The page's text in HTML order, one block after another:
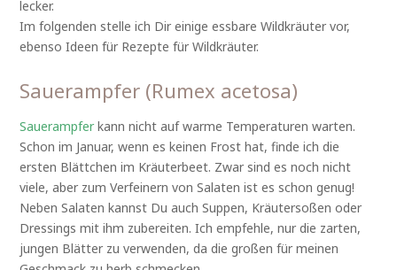
lecker.
Im folgenden stelle ich Dir einige essbare Wildkräuter vor,
ebenso Ideen für Rezepte für Wildkräuter.
Sauerampfer (Rumex acetosa)
Sauerampfer kann nicht auf warme Temperaturen warten.
Schon im Januar, wenn es keinen Frost hat, finde ich die
ersten Blättchen im Kräuterbeet. Zwar sind es noch nicht
viele, aber zum Verfeinern von Salaten ist es schon genug!
Neben Salaten kannst Du auch Suppen, Kräutersoßen oder
Dressings mit ihm zubereiten. Ich empfehle, nur die zarten,
jungen Blätter zu verwenden, da die großen für meinen